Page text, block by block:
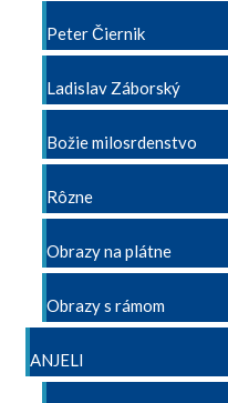
Peter Čiernik
Ladislav Záborský
Božie milosrdenstvo
Rôzne
Obrazy na plátne
Obrazy s rámom
ANJELI